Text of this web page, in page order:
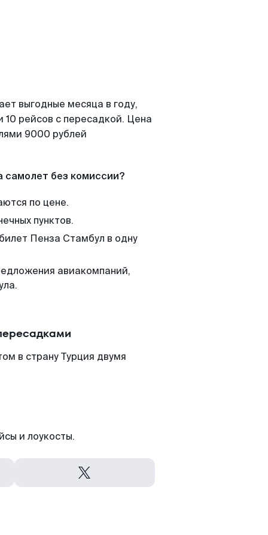
выгодные месяца в году,
рейсов с пересадкой. Цена
9000 рублей
самолет без комиссии?
по цене.
пунктов.
Пенза Стамбул в одну
авиакомпаний,
в страну Турция двумя
и лоукосты.